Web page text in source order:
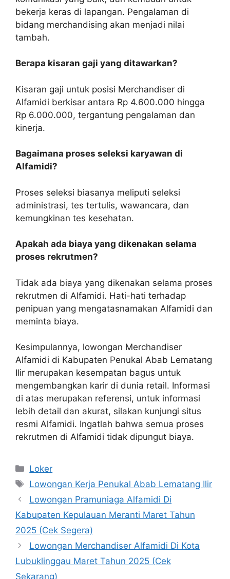
bekerja keras di lapangan. Pengalaman di
bidang merchandising akan menjadi nilai
tambah.
Berapa kisaran gaji yang ditawarkan?
Kisaran gaji untuk posisi Merchandiser di
Alfamidi berkisar antara Rp 4.600.000 hingga
Rp 6.000.000, tergantung pengalaman dan
kinerja.
Bagaimana proses seleksi karyawan di
Alfamidi?
Proses seleksi biasanya meliputi seleksi
administrasi, tes tertulis, wawancara, dan
kemungkinan tes kesehatan.
Apakah ada biaya yang dikenakan selama
proses rekrutmen?
Tidak ada biaya yang dikenakan selama proses
rekrutmen di Alfamidi. Hati-hati terhadap
penipuan yang mengatasnamakan Alfamidi dan
meminta biaya.
Kesimpulannya, lowongan Merchandiser
Alfamidi di Kabupaten Penukal Abab Lematang
Ilir merupakan kesempatan bagus untuk
mengembangkan karir di dunia retail. Informasi
di atas merupakan referensi, untuk informasi
lebih detail dan akurat, silakan kunjungi situs
resmi Alfamidi. Ingatlah bahwa semua proses
rekrutmen di Alfamidi tidak dipungut biaya.
Kategori
Loker
Tag
Lowongan Kerja Penukal Abab Lematang Ilir
Lowongan Pramuniaga Alfamidi Di
Kabupaten Kepulauan Meranti Maret Tahun
2025 (Cek Segera)
Lowongan Merchandiser Alfamidi Di Kota
Lubuklinggau Maret Tahun 2025 (Cek
Sekarang)